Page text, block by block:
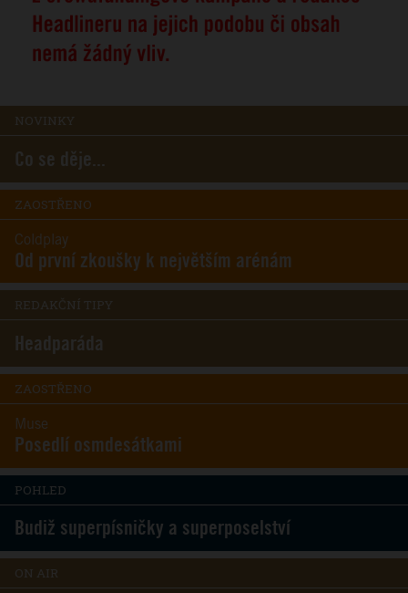
NOVINKY
Co se děje...
ZAOSTŘENO
Coldplay
Od první zkoušky k největším arénám
REDAKČNÍ TIPY
Headparáda
ZAOSTŘENO
Muse
Posedlí osmdesátkami
POHLED
Budiž superpísničky a superposelství
ON AIR